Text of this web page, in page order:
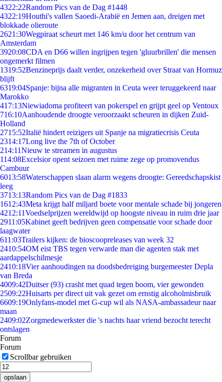
4322:22Random Pics van de Dag #1448
4322:19Houthi's vallen Saoedi-Arabië en Jemen aan, dreigen met
blokkade olieroute
2621:30Wegpiraat scheurt met 146 km/u door het centrum van
Amsterdam
3920:08CDA en D66 willen ingrijpen tegen 'gluurbrillen' die mensen
ongemerkt filmen
1319:52Benzineprijs daalt verder, onzekerheid over Straat van Hormuz
blijft
6319:04Spanje: bijna alle migranten in Ceuta weer teruggekeerd naar
Marokko
417:13Niewiadoma profiteert van pokerspel en grijpt geel op Ventoux
716:10Aanhoudende droogte veroorzaakt scheuren in dijken Zuid-
Holland
2715:52Italië hindert reizigers uit Spanje na migratiecrisis Ceuta
2314:17Long live the 7th of October
214:11Nieuw te streamen in augustus
114:08Excelsior opent seizoen met ruime zege op promovendus
Cambuur
6013:58Waterschappen slaan alarm wegens droogte: Gereedschapskist
leeg
3713:13Random Pics van de Dag #1833
1612:43Meta krijgt half miljard boete voor mentale schade bij jongeren
4212:11Voedselprijzen wereldwijd op hoogste niveau in ruim drie jaar
2911:05Kabinet geeft bedrijven geen compensatie voor schade door
laagwater
611:03Trailers kijken: de bioscoopreleases van week 32
2410:54OM eist TBS tegen verwarde man die agenten stak met
aardappelschilmesje
2410:18Vier aanhoudingen na doodsbedreiging burgemeester Depla
van Breda
4009:42Duitser (93) crasht met quad tegen boom, vier gewonden
2509:22Huisarts per direct uit vak gezet om ernstig alcoholmisbruik
6609:19Onlyfans-model met G-cup wil als NASA-ambassadeur naar
maan
2409:02Zorgmedewerkster die 's nachts haar vriend bezocht terecht
ontslagen
Forum
Forum
Scrollbar gebruiken
opslaan